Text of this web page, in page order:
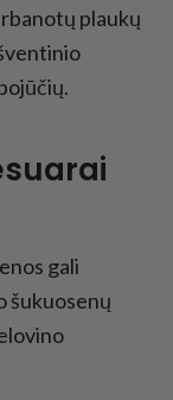
plaukų
gali
šukuosenų